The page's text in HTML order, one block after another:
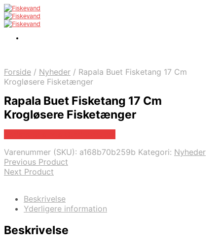
Forside / Nyheder / Rapala Buet Fisketang 17 Cm
Krogløsere Fisketænger
Rapala Buet Fisketang 17 Cm
Krogløsere Fisketænger
Varenummer (SKU): a168b70b259b Kategori: Nyheder
Previous Product
Next Product
Beskrivelse
Yderligere information
Beskrivelse